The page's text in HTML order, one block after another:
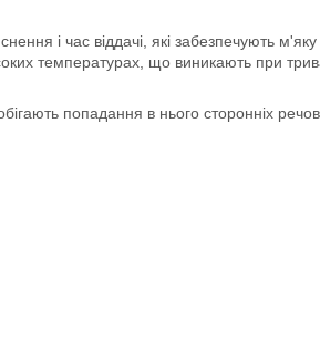
і час віддачі, які забезпечують
температурах, що виникають при
попадання в нього сторонніх